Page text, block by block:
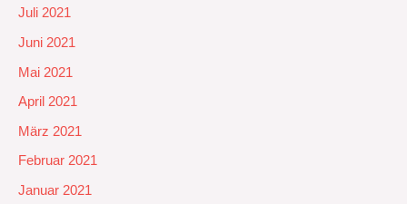
Juli 2021
Juni 2021
Mai 2021
April 2021
März 2021
Februar 2021
Januar 2021